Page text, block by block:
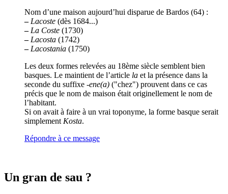
Nom d’une maison aujourd’hui disparue de Bardos (64) :
– Lacoste (dès 1684...)
– La Coste (1730)
– Lacosta (1742)
– Lacostania (1750)
Les deux formes relevées au 18ème siècle semblent bien
basques. Le maintient de l’article la et la présence dans la
seconde du suffixe -ene(a) ("chez") prouvent dans ce cas
précis que le nom de maison était originellement le nom de
l’habitant.
Si on avait à faire à un vrai toponyme, la forme basque serait
simplement Kosta.
Répondre à ce message
Un gran de sau ?